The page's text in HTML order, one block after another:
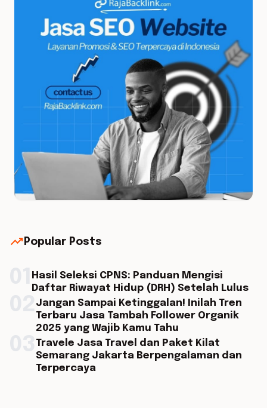
trending_up Popular Posts
Hasil Seleksi CPNS: Panduan Mengisi
Daftar Riwayat Hidup (DRH) Setelah Lulus
Jangan Sampai Ketinggalan! Inilah Tren
Terbaru Jasa Tambah Follower Organik
2025 yang Wajib Kamu Tahu
Travele Jasa Travel dan Paket Kilat
Semarang Jakarta Berpengalaman dan
Terpercaya